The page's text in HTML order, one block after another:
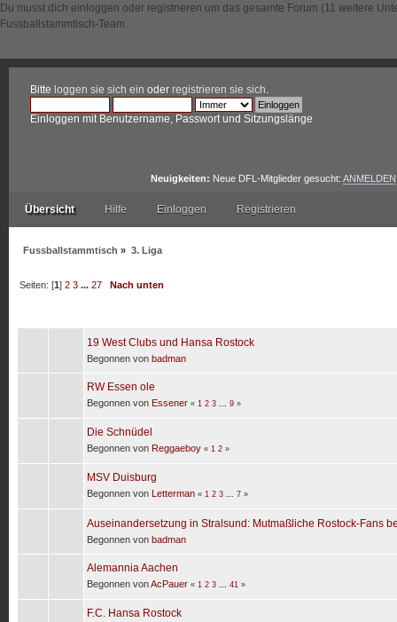
Du musst dich einloggen oder registrieren um das gesamte Forum (11 weitere
Fussballstammtisch-Team.
Bitte loggen sie sich ein oder registrieren sie sich
Einloggen mit Benutzername, Passwort und Sitzungslänge
Neuigkeiten: Neue DFL-Mitglieder gesucht: ANMELDEN
Übersicht Hilfe Einloggen Registrieren
Fussballstammtisch » 3. Liga
Seiten: [1]2 3 ...27 Nach unten
19 West Clubs und Hansa Rostock
Begonnen von badman
RW Essen ole
Begonnen von Essener « 1 2 3 9 »
Die Schnüdel
Begonnen von Reggaeboy « 1 2 »
MSV Duisburg
Begonnen von Letterman « 1 2 3 7 »
Auseinandersetzung in Stralsund: Mutmaßliche Rostock-Fans
Begonnen von badman
Alemannia Aachen
Begonnen vonAcPauer « 1 2 3 41 »
F.C. Hansa Rostock